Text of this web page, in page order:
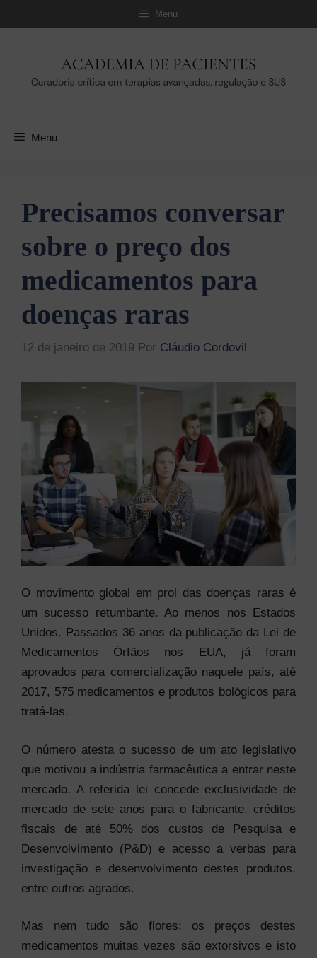
para
Menu
Menu
Precisamos conversar
sobre o preço dos
medicamentos para
doenças raras
12 de janeiro de 2019 Por Cláudio Cordovil
O movimento global em prol das doenças raras é
um sucesso retumbante. Ao menos nos Estados
Unidos. Passados 36 anos da publicação da Lei de
Medicamentos Órfãos nos EUA, já foram
aprovados para comercialização naquele país, até
2017, 575 medicamentos e produtos bológicos para
tratá-las.
O número atesta o sucesso de um ato legislativo
que motivou a indústria farmacêutica a entrar neste
mercado. A referida lei concede exclusividade de
mercado de sete anos para o fabricante, créditos
fiscais de até 50% dos custos de Pesquisa e
Desenvolvimento (P&D) e acesso a verbas para
investigação e desenvolvimento destes produtos,
entre outros agrados.
Mas nem tudo são flores: os preços destes
medicamentos muitas vezes são extorsivos e isto